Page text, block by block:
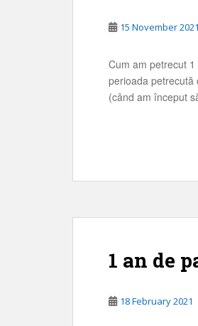
15 November 2021
Cum am petrecut
perioada petrecută
(când am început
1 an de
18 February 2021